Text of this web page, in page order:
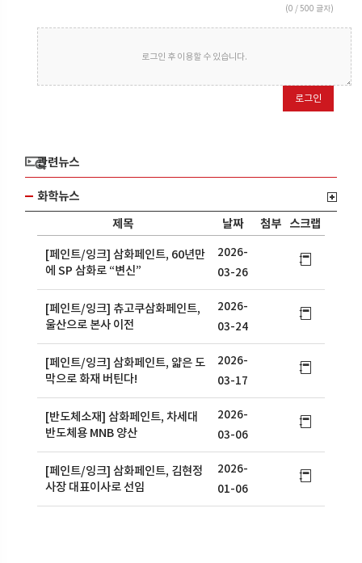
(0 / 500 글자)
로그인 후 이용할 수 있습니다.
로그인
관련뉴스
화학뉴스
제목
날짜 첨부 스크랩
[페인트/잉크] 삼화페인트, 60년만
에 SP 삼화로 “변신”
2026-
03-26
[페인트/잉크] 츄고쿠삼화페인트,
울산으로 본사 이전
2026-
03-24
[페인트/잉크] 삼화페인트, 얇은 도
막으로 화재 버틴다!
2026-
03-17
[반도체소재] 삼화페인트, 차세대
반도체용 MNB 양산
2026-
03-06
[페인트/잉크] 삼화페인트, 김현정
사장 대표이사로 선임
2026-
01-06